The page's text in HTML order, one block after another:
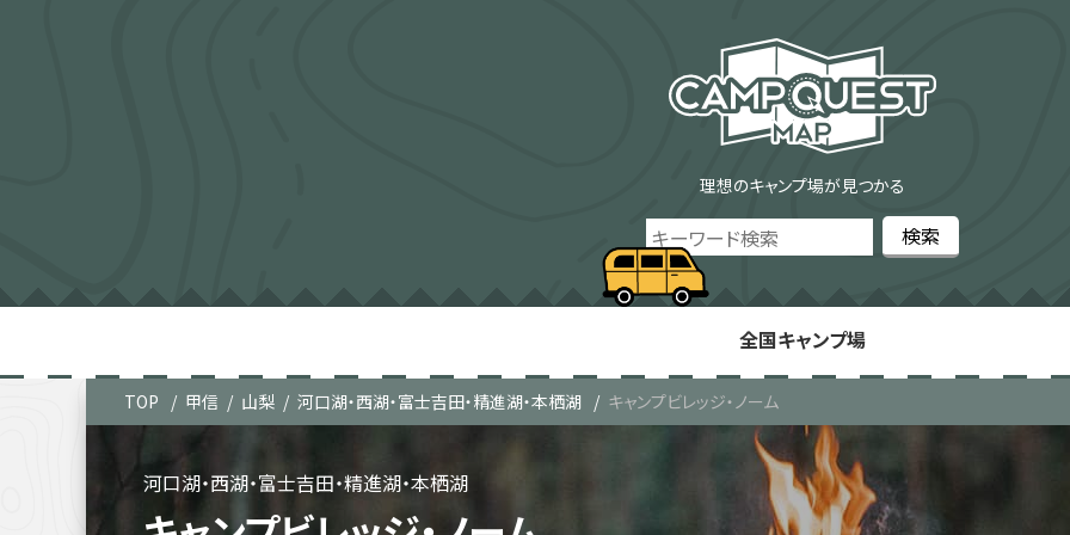
理想のキャンプ場が見つかる
全国キャンプ場
TOP 甲信 山梨 河口湖・西湖・富士吉田・精進湖・本栖湖 キャンプビレッジ・ノーム
河口湖・西湖・富士吉田・精進湖・本栖湖